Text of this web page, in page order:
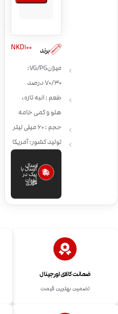
برند NKD100
میزان VG/PG:
70/30 درصد
طعم : انبه تازه،
هلو و کمی خامه
حجم : 60 میلی لیتر
تولید کشور: آمریکا
ارسال
فوری
ارسال با
پیک در
تهران
ضمانت کالای اورجینال
تضمین بهترین قیمت